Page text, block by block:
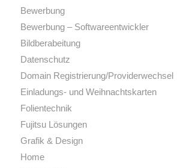
Bewerbung
Bewerbung – Softwareentwickler
Bildberabeitung
Datenschutz
Domain Registrierung/Providerwechsel
Einladungs- und Weihnachtskarten
Folientechnik
Fujitsu Lösungen
Grafik & Design
Home